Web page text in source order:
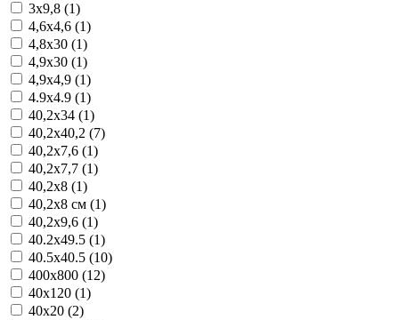
3x9,8 (1)
4,6x4,6 (1)
4,8x30 (1)
4,9x30 (1)
4,9x4,9 (1)
4.9x4.9 (1)
40,2x34 (1)
40,2x40,2 (7)
40,2x7,6 (1)
40,2x7,7 (1)
40,2x8 (1)
40,2x8 см (1)
40,2x9,6 (1)
40.2x49.5 (1)
40.5x40.5 (10)
400x800 (12)
40x120 (1)
40x20 (2)